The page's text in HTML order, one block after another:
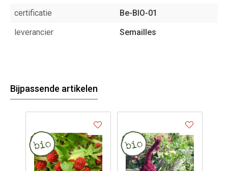
certificatie
Be-BIO-01
leverancier
Semailles
Bijpassende artikelen